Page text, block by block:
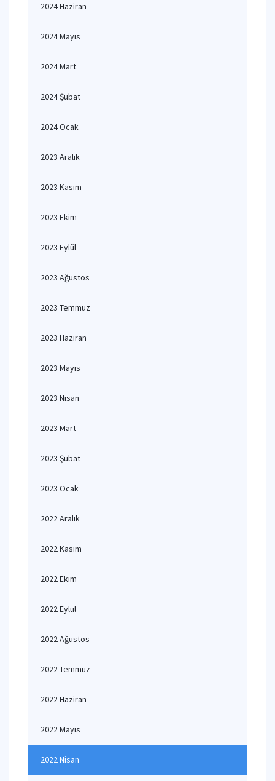
2024 Haziran
2024 Mayıs
2024 Mart
2024 Şubat
2024 Ocak
2023 Aralık
2023 Kasım
2023 Ekim
2023 Eylül
2023 Ağustos
2023 Temmuz
2023 Haziran
2023 Mayıs
2023 Nisan
2023 Mart
2023 Şubat
2023 Ocak
2022 Aralık
2022 Kasım
2022 Ekim
2022 Eylül
2022 Ağustos
2022 Temmuz
2022 Haziran
2022 Mayıs
2022 Nisan